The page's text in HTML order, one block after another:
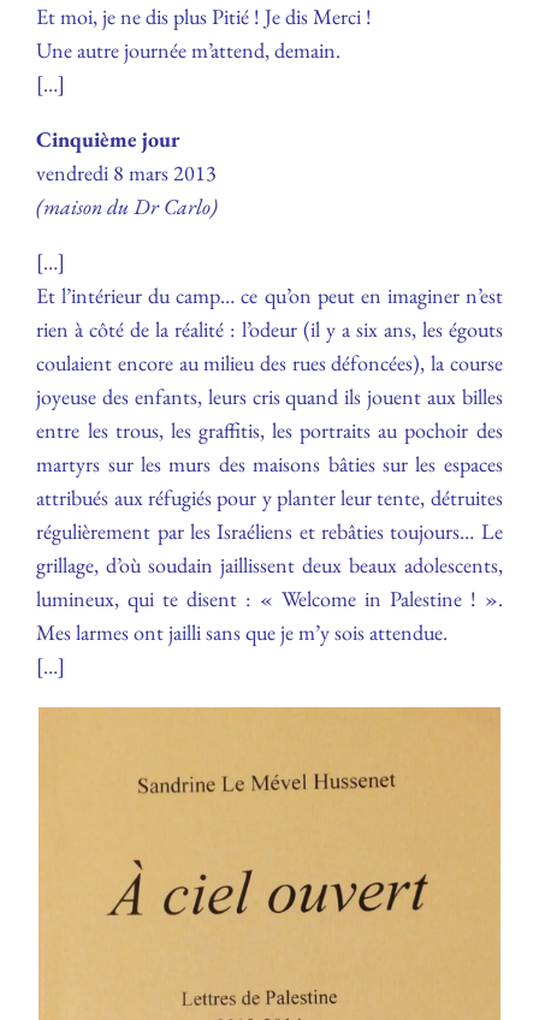
Et moi, je ne dis plus Pitié ! Je dis Merci !
Une autre journée m’attend, demain.
[…]
Cinquième jour
vendredi 8 mars 2013
(maison du Dr Carlo)
[…]
Et l’intérieur du camp… ce qu’on peut en imaginer n’est
rien à côté de la réalité : l’odeur (il y a six ans, les égouts
coulaient encore au milieu des rues défoncées), la course
joyeuse des enfants, leurs cris quand ils jouent aux billes
entre les trous, les graffitis, les portraits au pochoir des
martyrs sur les murs des maisons bâties sur les espaces
attribués aux réfugiés pour y planter leur tente, détruites
régulièrement par les Israéliens et rebâties toujours… Le
grillage, d’où soudain jaillissent deux beaux adolescents,
lumineux, qui te disent : « Welcome in Palestine ! ».
Mes larmes ont jailli sans que je m’y sois attendue.
[…]